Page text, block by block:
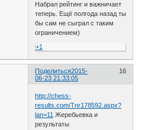
Набрал рейтинг и важничает
теперь. Ещё полгода назад ты
бы сам не сыграл с таким
ограничением)
+1
Поделиться 16
2015-
06-23 21:33:05
http://chess-
results.com/Tnr178592.aspx?
lan=11 Жеребьевка и
результаты